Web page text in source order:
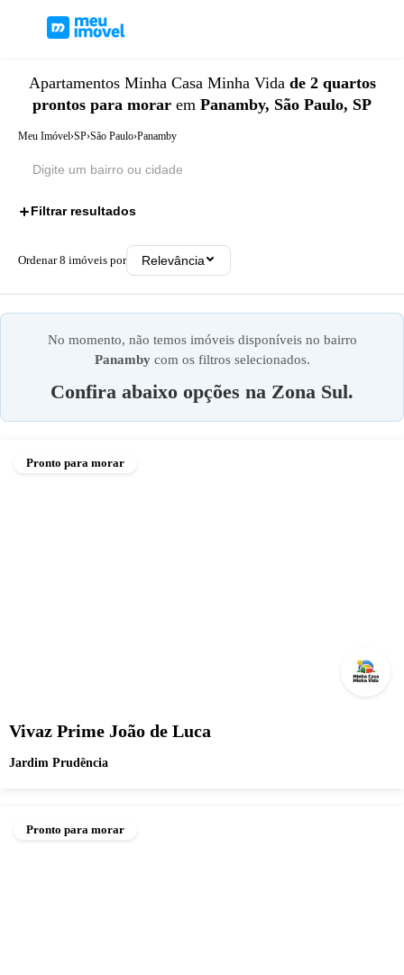
Apartamentos Minha Casa Minha Vida de 2 quartos
prontos para morar em Panamby, São Paulo, SP
Meu Imóvel›SP›São Paulo›Panamby
Filtrar resultados
Ordenar8 imóveis por Relevância
No momento, não temos imóveis disponíveis no bairro
Panambycom os filtros selecionados.
Confira abaixo opções na Zona Sul.
Pronto para morar
Vivaz Prime João de Luca
Jardim Prudência
Pronto para morar